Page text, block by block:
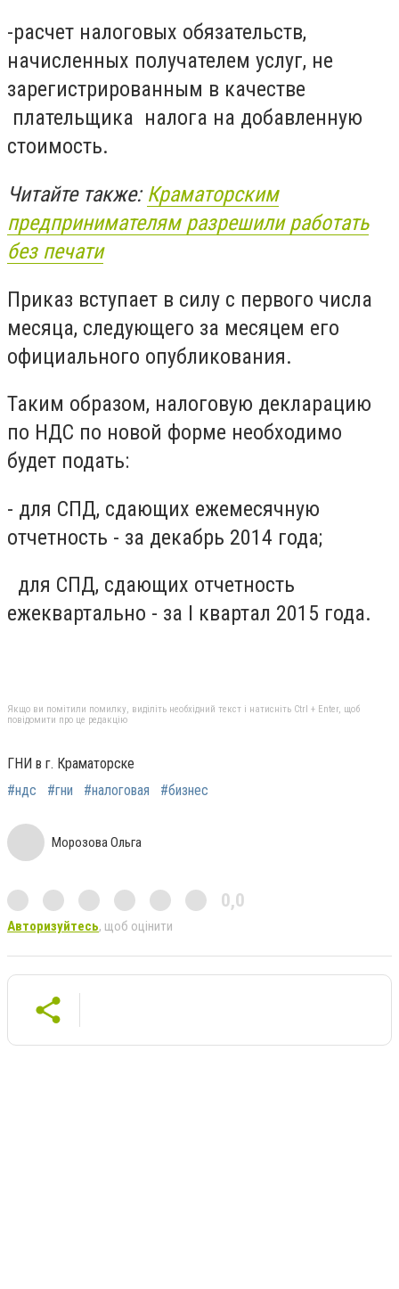
-расчет налоговых обязательств,
начисленных получателем услуг, не
зарегистрированным в качестве
плательщика налога на добавленную
стоимость.
Читайте также: Краматорским
предпринимателям разрешили работать
без печати
Приказ вступает в силу с первого числа
месяца, следующего за месяцем его
официального опубликования.
Таким образом, налоговую декларацию
по НДС по новой форме необходимо
будет подать:
- для СПД, сдающих ежемесячную
отчетность - за декабрь 2014 года;
для СПД, сдающих отчетность
ежеквартально - за І квартал 2015 года.
Якщо ви помітили помилку, виділіть необхідний текст і натисніть Ctrl + Enter, щоб
повідомити про це редакцію
ГНИ в г. Краматорске
#ндс
#гни #налоговая #бизнес
Морозова Ольга
0,0
Авторизуйтесь, щоб оцінити